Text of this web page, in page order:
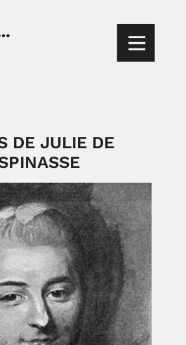
DE JULIE DE